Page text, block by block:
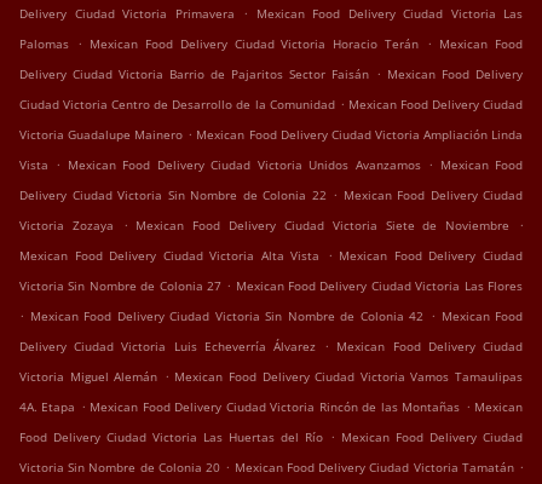
Delivery Ciudad Victoria Primavera
.
Mexican Food Delivery Ciudad Victoria Las
Palomas . Mexican Food Delivery Ciudad Victoria Horacio Terán . Mexican Food
Delivery Ciudad Victoria Barrio de Pajaritos Sector Faisán . Mexican Food Delivery
Ciudad Victoria Centro de Desarrollo de la Comunidad . Mexican Food Delivery Ciudad
Victoria Guadalupe Mainero . Mexican Food Delivery Ciudad Victoria Ampliación Linda
Vista
. Mexican Food Delivery Ciudad Victoria Unidos Avanzamos . Mexican Food
Delivery Ciudad Victoria Sin Nombre de Colonia 22 . Mexican Food Delivery Ciudad
Victoria Zozaya
. Mexican Food Delivery Ciudad Victoria Siete de Noviembre
.
Mexican Food Delivery Ciudad Victoria Alta Vista
. Mexican Food Delivery Ciudad
Victoria Sin Nombre de Colonia 27 . Mexican Food Delivery Ciudad Victoria Las Flores
. Mexican Food Delivery Ciudad Victoria Sin Nombre de Colonia 42 . Mexican Food
Delivery Ciudad Victoria Luis Echeverría Álvarez . Mexican Food Delivery Ciudad
Victoria Miguel Alemán . Mexican Food Delivery Ciudad Victoria Vamos Tamaulipas
4A. Etapa . Mexican Food Delivery Ciudad Victoria Rincón de las Montañas . Mexican
Food Delivery Ciudad Victoria Las Huertas del Río . Mexican Food Delivery Ciudad
Victoria Sin Nombre de Colonia 20 . Mexican Food Delivery Ciudad Victoria Tamatán .